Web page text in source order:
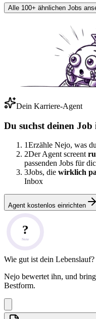
Alle 100+ ähnlichen Jobs
Dein Karriere-Agent
Du suchst deinen Job
1Erzähle Nejo, was
2Der Agent screent
passenden Jobs für
3Jobs, die wirklich
Inbox
Agent kostenlos einrichten
?
Note
Wie gut ist dein Lebenslauf?
Nejo bewertet ihn, und
Bestform.